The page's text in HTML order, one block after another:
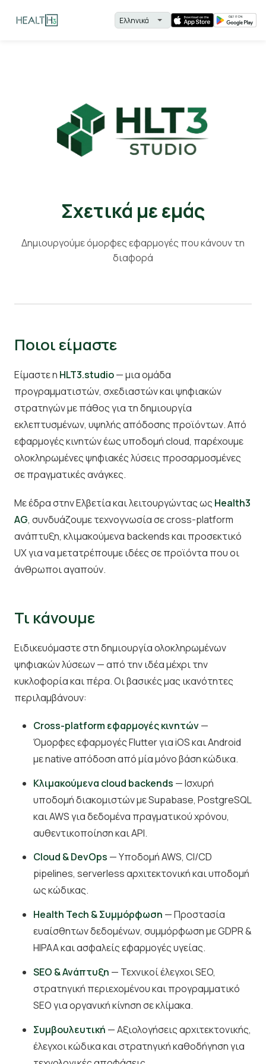
Σχετικά με εμάς
Δημιουργούμε όμορφες εφαρμογές που κάνουν τη
διαφορά
Ποιοι είμαστε
Είμαστε η HLT3.studio— μια ομάδα
προγραμματιστών, σχεδιαστών και ψηφιακών
στρατηγών με πάθος για τη δημιουργία
εκλεπτυσμένων, υψηλής απόδοσης προϊόντων. Από
εφαρμογές κινητών έως υποδομή cloud, παρέχουμε
ολοκληρωμένες ψηφιακές λύσεις προσαρμοσμένες
σε πραγματικές ανάγκες.
Με έδρα στην Ελβετία και λειτουργώντας ως Health3
AG, συνδυάζουμε τεχνογνωσία σε cross-platform
ανάπτυξη, κλιμακούμενα backends και προσεκτικό
UX για να μετατρέπουμε ιδέες σε προϊόντα που οι
άνθρωποι αγαπούν.
Τι κάνουμε
Ειδικευόμαστε στη δημιουργία ολοκληρωμένων
ψηφιακών λύσεων — από την ιδέα μέχρι την
κυκλοφορία και πέρα. Οι βασικές μας ικανότητες
περιλαμβάνουν:
Cross-platform εφαρμογές κινητών—
Όμορφες εφαρμογές Flutter για iOS και Android
με native απόδοση από μία μόνο βάση κώδικα.
Κλιμακούμενα cloud backends — Ισχυρή
υποδομή διακομιστών με Supabase, PostgreSQL
και AWS για δεδομένα πραγματικού χρόνου,
αυθεντικοποίηση και API.
Cloud & DevOps — Υποδομή AWS, CI/CD
pipelines, serverless αρχιτεκτονική και υποδομή
ως κώδικας.
Health Tech & Συμμόρφωση — Προστασία
ευαίσθητων δεδομένων, συμμόρφωση με GDPR &
HIPAA και ασφαλείς εφαρμογές υγείας.
SEO & Ανάπτυξη — Τεχνικοί έλεγχοι SEO,
στρατηγική περιεχομένου και προγραμματικό
SEO για οργανική κίνηση σε κλίμακα.
Συμβουλευτική — Αξιολογήσεις αρχιτεκτονικής,
έλεγχοι κώδικα και στρατηγική καθοδήγηση για